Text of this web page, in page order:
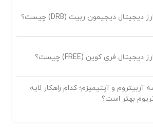
ارز دیجیتال دیجیمون ربیت (DRB) چیست؟
ارز دیجیتال فری کوین (FREE) چیست؟
آربیتروم و آپتیمیزم؛ کدام راهکار لایه
بهتر است؟